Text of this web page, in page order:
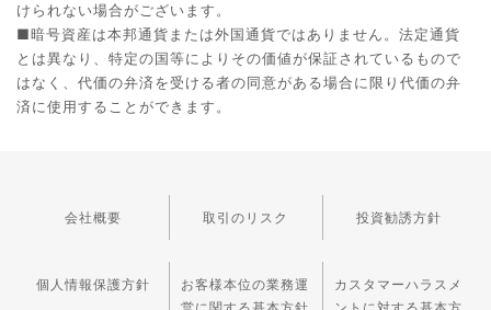
けられない場合がございます。
■暗号資産は本邦通貨または外国通貨ではありません。法定通貨
とは異なり、特定の国等によりその価値が保証されているもので
はなく、代価の弁済を受ける者の同意がある場合に限り代価の弁
済に使用することができます。
会社概要 取引のリスク 投資勧誘方針
個人情報保護方針
お客様本位の業務運
カスタマーハラスメ